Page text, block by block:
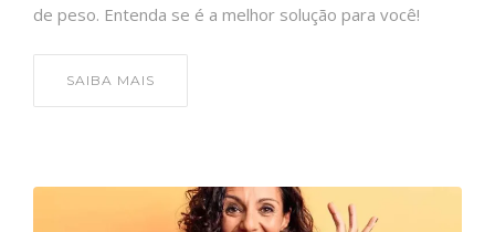
de peso. Entenda se é a melhor solução para você!
SAIBA MAIS